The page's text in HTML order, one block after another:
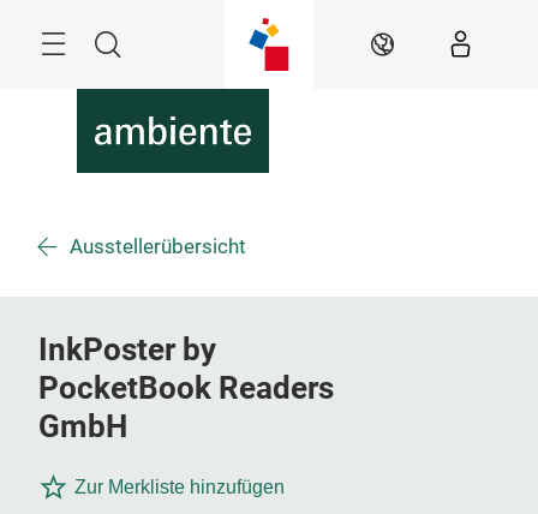
Suche DE
Ausstellerübersicht
InkPoster by
PocketBook Readers
GmbH
Zur Merkliste hinzufügen